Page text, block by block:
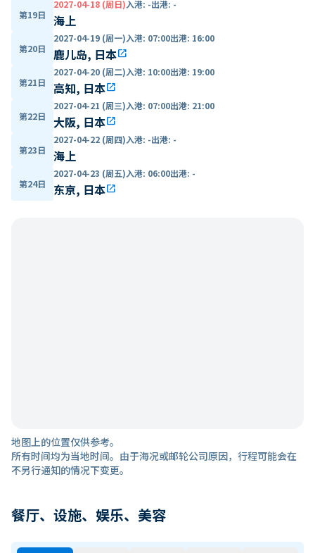
第19日
2027-04-18 (周日)入港: -出港: -
海上
第20日
2027-04-19 (周一)入港: 07:00出港: 16:00
鹿儿岛, 日本open_in_new
第21日
2027-04-20 (周二)入港: 10:00出港: 19:00
高知, 日本open_in_new
第22日
2027-04-21 (周三)入港: 07:00出港: 21:00
大阪, 日本open_in_new
第23日
2027-04-22 (周四)入港: -出港: -
海上
第24日
2027-04-23 (周五)入港: 06:00出港: -
东京, 日本open_in_new
地图上的位置仅供参考。
所有时间均为当地时间。由于海况或邮轮公司原因，行程可能会在
不另行通知的情况下变更。
餐厅、设施、娱乐、美容